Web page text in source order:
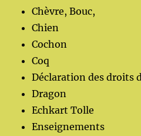
Chèvre, Bouc,
Chien
Cochon
Coq
Déclaration des droits
Dragon
Echkart Tolle
Enseignements